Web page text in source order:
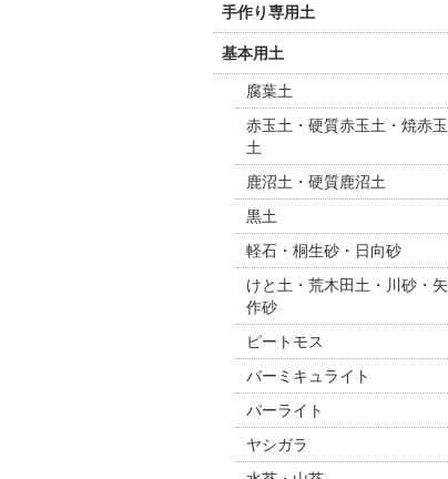
手作り専用土
基本用土
腐葉土
赤玉土・硬質赤玉土・焼赤玉
土
鹿沼土・硬質鹿沼土
黒土
軽石・桐生砂・日向砂
けと土・荒木田土・川砂・矢
作砂
ピートモス
バーミキュライト
パーライト
ヤシガラ